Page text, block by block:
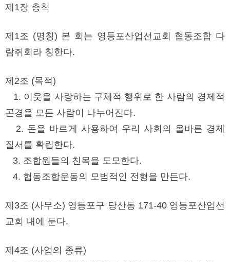
제1장 총칙
제1조 (명칭) 본 회는 영등포산업선교회 협동조합 다
람쥐회라 칭한다.
제2조 (목적)
1. 이웃을 사랑하는 구체적 행위로 한 사람의 경제적
곤경을 모든 사람이 나누어진다.
2. 돈을 바르게 사용하여 우리 사회의 올바른 경제
질서를 확립한다.
3. 조합원들의 친목을 도모한다.
4. 협동조합운동의 모범적인 전형을 만든다.
제3조 (사무소) 영등포구 당산동 171-40 영등포산업선
교회 내에 둔다.
제4조 (사업의 종류)